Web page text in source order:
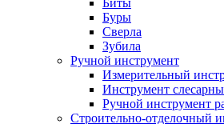
Биты
Буры
Сверла
Зубила
Ручной инструмент
Измерительный
Инструмент
Ручной инструмент
Строительно-отделочный